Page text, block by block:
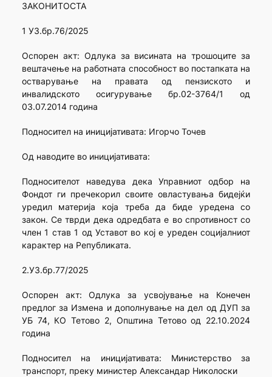
ЗАКОНИТОСТА
1 УЗ.бр.76/2025
Оспорен акт: Одлука за висината на трошоците за
вештачење на работната способност во постапката на
остварување на правата од пензиското и
инвалидското осигурување бр.02-3764/1 од
03.07.2014 година
Подносител на иницијативата: Игорчо Точев
Од наводите во иницијативата:
Подносителот наведува дека Управниот одбор на
Фондот ги пречекорил своите овластувања бидејќи
уредил материја која треба да биде уредена со
закон. Се тврди дека одредбата е во спротивност со
член 1 став 1 од Уставот во кој е уреден социјалниот
карактер на Републиката.
2.УЗ.бр.77/2025
Оспорен акт: Одлука за усвојување на Конечен
предлог за Измена и дополнување на дел од ДУП за
УБ 74, КО Тетово 2, Општина Тетово од 22.10.2024
година
Подносител на иницијативата: Министерство за
транспорт, преку министер Александар Николоски